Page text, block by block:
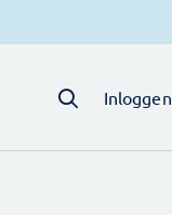
Inloggen